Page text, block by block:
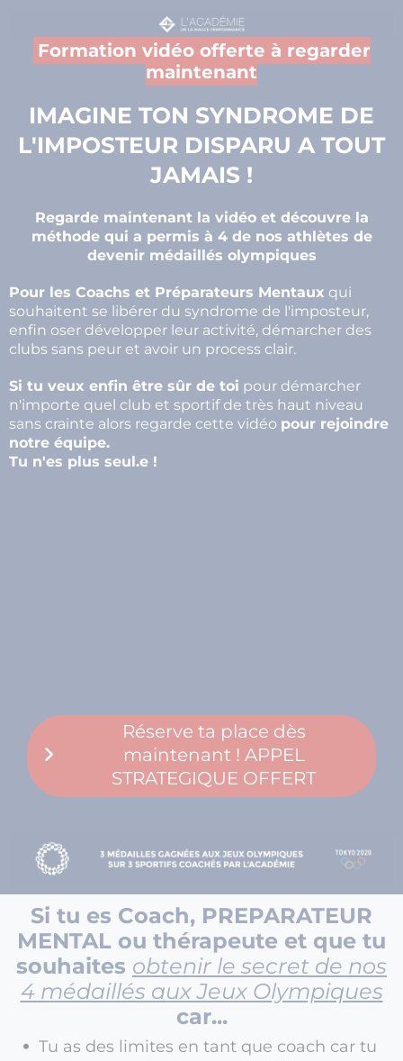
Formation vidéo offerte à regarder
maintenant
IMAGINE TON SYNDROME DE
L'IMPOSTEUR DISPARU A TOUT
JAMAIS !
Regarde maintenant la vidéo et découvre la
méthode qui a permis à 4 de nos athlètes de
devenir médaillés olympiques
Pour les Coachs et Préparateurs Mentaux qui
souhaitent se libérer du syndrome de l'imposteur,
enfin oser développer leur activité, démarcher des
clubs sans peur et avoir un process clair.
Si tu veux enfin être sûr de toi pour démarcher
n'importe quel club et sportif de très haut niveau
sans crainte alors regarde cette vidéo pour rejoindre
notre équipe.
Tu n'es plus seul.e !
Réserve ta place dès
maintenant ! APPEL
STRATEGIQUE OFFERT
Si tu es Coach, PREPARATEUR
MENTAL ou thérapeute et que tu
souhaites obtenir le secret de nos
4 médaillés aux Jeux Olympiques
car...
Tu as des limites en tant que coach car tu